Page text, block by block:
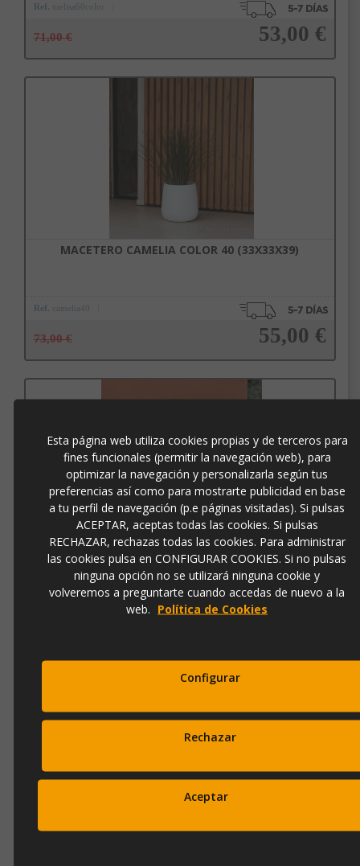
Ref. melisa60color
71,00 € 53,00 €
MACETERO CAMELIA COLOR 40 (33X33X39)
Ref. camelia40
73,00 € 55,00 €
Añadir a la cesta
MACETERO NARCISO 40 COLOR (40X40X36)
Esta página web utiliza cookies propias y de terceros para
fines funcionales (permitir la navegación web), para
optimizar la navegación y personalizarla según tus
preferencias así como para mostrarte publicidad en base
a tu perfil de navegación (p.e páginas visitadas). Si pulsas
ACEPTAR, aceptas todas las cookies. Si pulsas
RECHAZAR, rechazas todas las cookies. Para administrar
las cookies pulsa en CONFIGURAR COOKIES. Si no pulsas
ninguna opción no se utilizará ninguna cookie y
volveremos a preguntarte cuando accedas de nuevo a la
web. Política de Cookies
Configurar
Rechazar
Aceptar